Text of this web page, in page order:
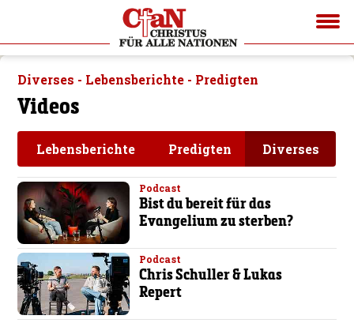
Diverses - Lebensberichte - Predigten
Videos
Lebensberichte Predigten Diverses
Podcast
Bist du bereit für das
Evangelium zu sterben?
Podcast
Chris Schuller & Lukas
Repert